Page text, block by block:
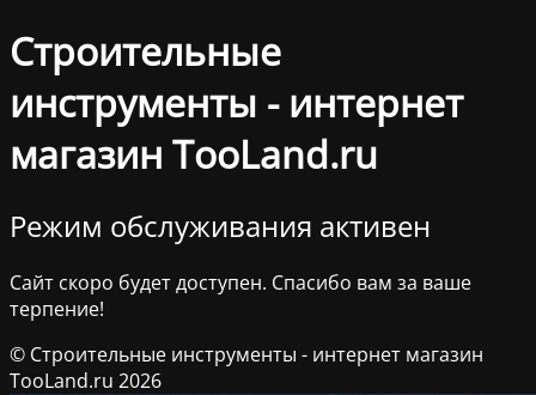
Строительные
инструменты - интернет
магазин TooLand.ru
Режим обслуживания активен
Сайт скоро будет доступен. Спасибо вам за ваше
терпение!
© Строительные инструменты - интернет магазин
TooLand.ru 2026